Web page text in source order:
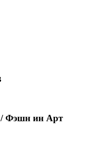
/ Фэшн ин Арт